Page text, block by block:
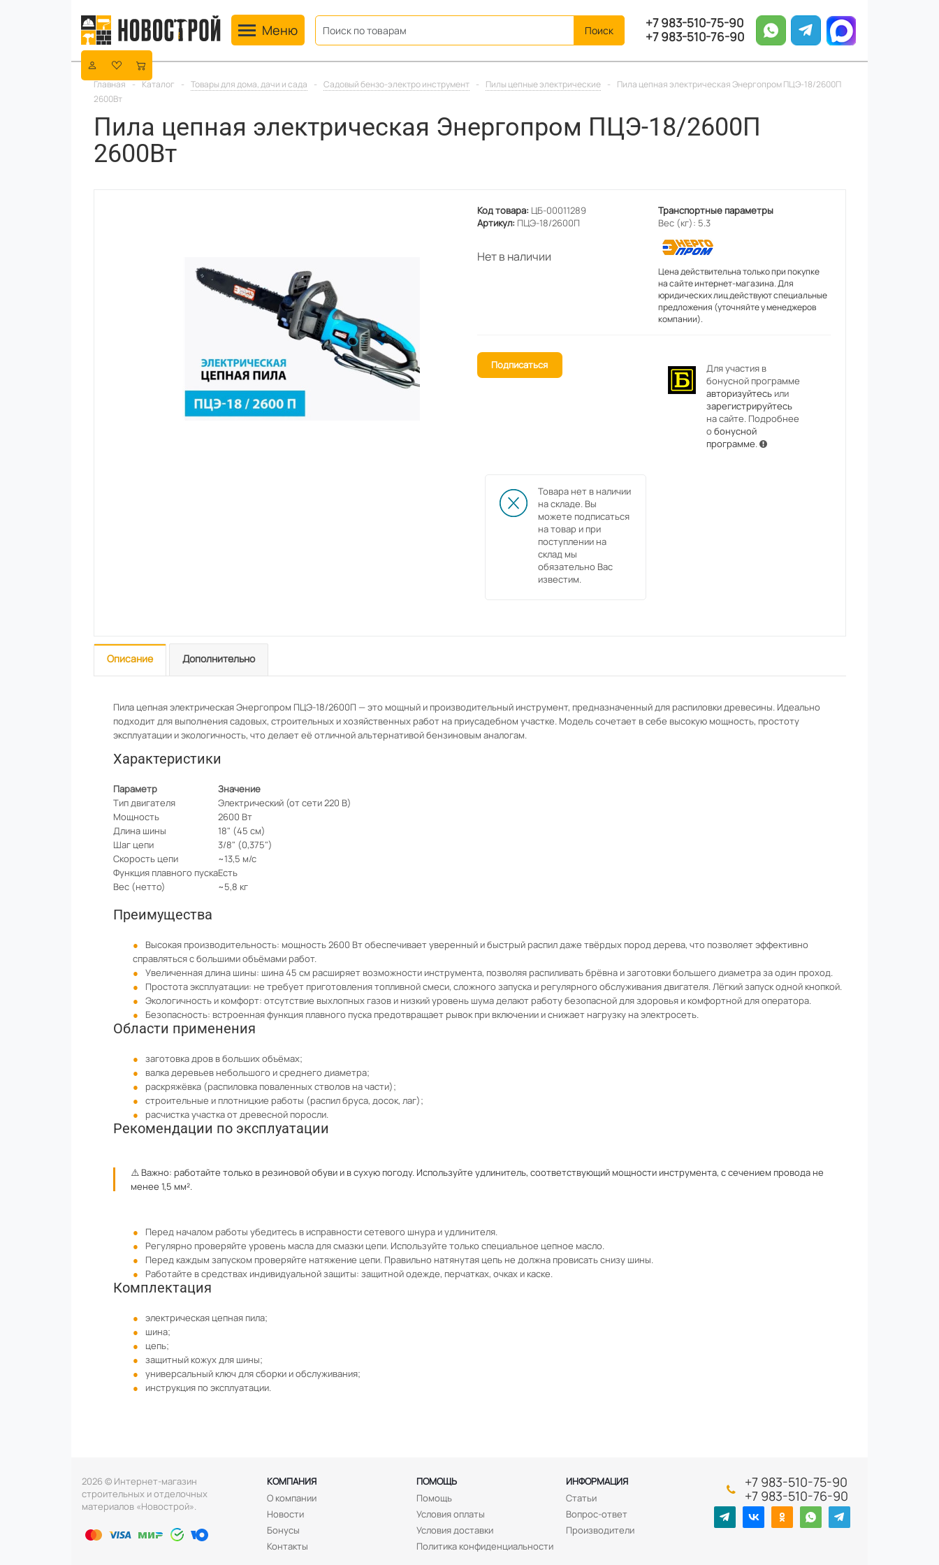
Toggle navigation
Меню
+7 983-510-75-90
+7 983-510-76-90
Главная - Каталог - Товары для дома, дачи и сада - Садовый бензо-электро инструмент - Пилы цепные электрические -
Пила цепная электрическая Энергопром ПЦЭ-18/2600П
2600Вт
Пила цепная электрическая Энергопром ПЦЭ-18/2600П
2600Вт
Код товара: ЦБ-00011289
Артикул: ПЦЭ-18/2600П
Нет в наличии
Транспортные параметры
Вес (кг): 5.3
Цена действительна только при покупке
на сайте интернет-магазина. Для
юридических лиц действуют специальные
предложения (уточняйте у менеджеров
компании).
Подписаться
Для участия в
бонусной программе
авторизуйтесьили
зарегистрируйтесь
на сайте. Подробнее
обонусной
программе.
Товара нет в наличии
на складе. Вы
можете подписаться
на товар и при
поступлении на
склад мы
обязательно Вас
известим.
Описание Дополнительно
Пила цепная электрическая Энергопром ПЦЭ-18/2600П — это мощный и производительный инструмент, предназначенный для распиловки древесины. Идеально
подходит для выполнения садовых, строительных и хозяйственных работ на приусадебном участке. Модель сочетает в себе высокую мощность, простоту
эксплуатации и экологичность, что делает её отличной альтернативой бензиновым аналогам.
Характеристики
Параметр
Значение
Тип двигателя
Электрический (от сети 220 В)
Мощность
2600 Вт
Длина шины
18" (45 см)
Шаг цепи
3/8" (0,375")
Скорость цепи
~13,5 м/с
Функция плавного пускаЕсть
Вес (нетто)
~5,8 кг
Преимущества
Высокая производительность: мощность 2600 Вт обеспечивает уверенный и быстрый распил даже твёрдых пород дерева, что позволяет эффективно
справляться с большими объёмами работ.
Увеличенная длина шины: шина 45 см расширяет возможности инструмента, позволяя распиливать брёвна и заготовки большего диаметра за один проход.
Простота эксплуатации: не требует приготовления топливной смеси, сложного запуска и регулярного обслуживания двигателя. Лёгкий запуск одной кнопкой.
Экологичность и комфорт: отсутствие выхлопных газов и низкий уровень шума делают работу безопасной для здоровья и комфортной для оператора.
Безопасность: встроенная функция плавного пуска предотвращает рывок при включении и снижает нагрузку на электросеть.
Области применения
заготовка дров в больших объёмах;
валка деревьев небольшого и среднего диаметра;
раскряжёвка (распиловка поваленных стволов на части);
строительные и плотницкие работы (распил бруса, досок, лаг);
расчистка участка от древесной поросли.
Рекомендации по эксплуатации
⚠️ Важно: работайте только в резиновой обуви и в сухую погоду. Используйте удлинитель, соответствующий мощности инструмента, с сечением провода не
менее 1,5 мм².
Перед началом работы убедитесь в исправности сетевого шнура и удлинителя.
Регулярно проверяйте уровень масла для смазки цепи. Используйте только специальное цепное масло.
Перед каждым запуском проверяйте натяжение цепи. Правильно натянутая цепь не должна провисать снизу шины.
Работайте в средствах индивидуальной защиты: защитной одежде, перчатках, очках и каске.
Комплектация
электрическая цепная пила;
шина;
цепь;
защитный кожух для шины;
универсальный ключ для сборки и обслуживания;
инструкция по эксплуатации.
2026 © Интернет-магазин
строительных и отделочных
материалов «Новострой».
КОМПАНИЯ ПОМОЩЬ
ИНФОРМАЦИЯ
О компании
Новости
Бонусы
Контакты
Помощь
Условия оплаты
Условия доставки
Политика конфиденциальности
Статьи
Вопрос-ответ
Производители
+7 983-510-75-90
+7 983-510-76-90